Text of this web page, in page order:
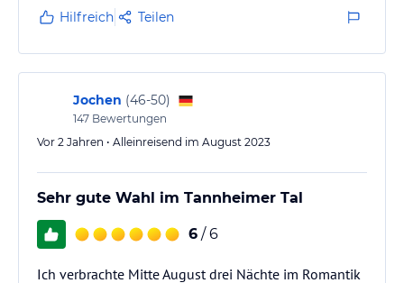
Hilfreich Teilen
Jochen (46-50)
147 Bewertungen
Vor 2 Jahren • Alleinreisend im August 2023
Sehr gute Wahl im Tannheimer Tal
6 / 6
Ich verbrachte Mitte August drei Nächte im Romantik